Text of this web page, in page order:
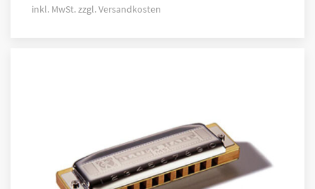
inkl. MwSt.zzgl.Versandkosten